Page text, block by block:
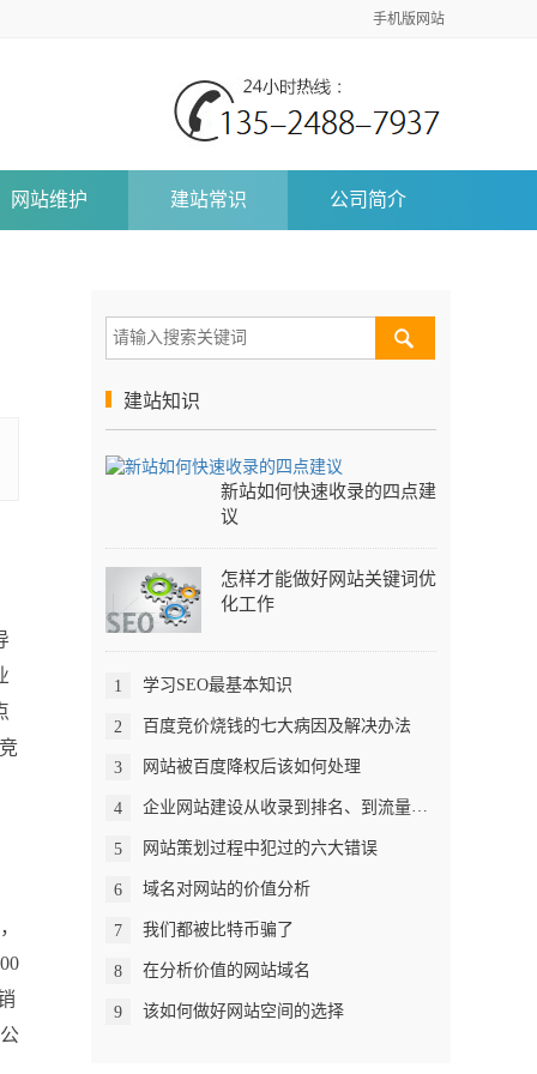
手机版网站
网站维护 建站常识 公司简介
建站知识
新站如何快速收录的四点建
议
怎样才能做好网站关键词优
化工作
1 学习SEO最基本知识
2 百度竞价烧钱的七大病因及解决办法
3 网站被百度降权后该如何处理
4 企业网站建设从收录到排名、到流量需要经历什么？
5 网站策划过程中犯过的六大错误
6 域名对网站的价值分析
7 我们都被比特币骗了
8 在分析价值的网站域名
9 该如何做好网站空间的选择